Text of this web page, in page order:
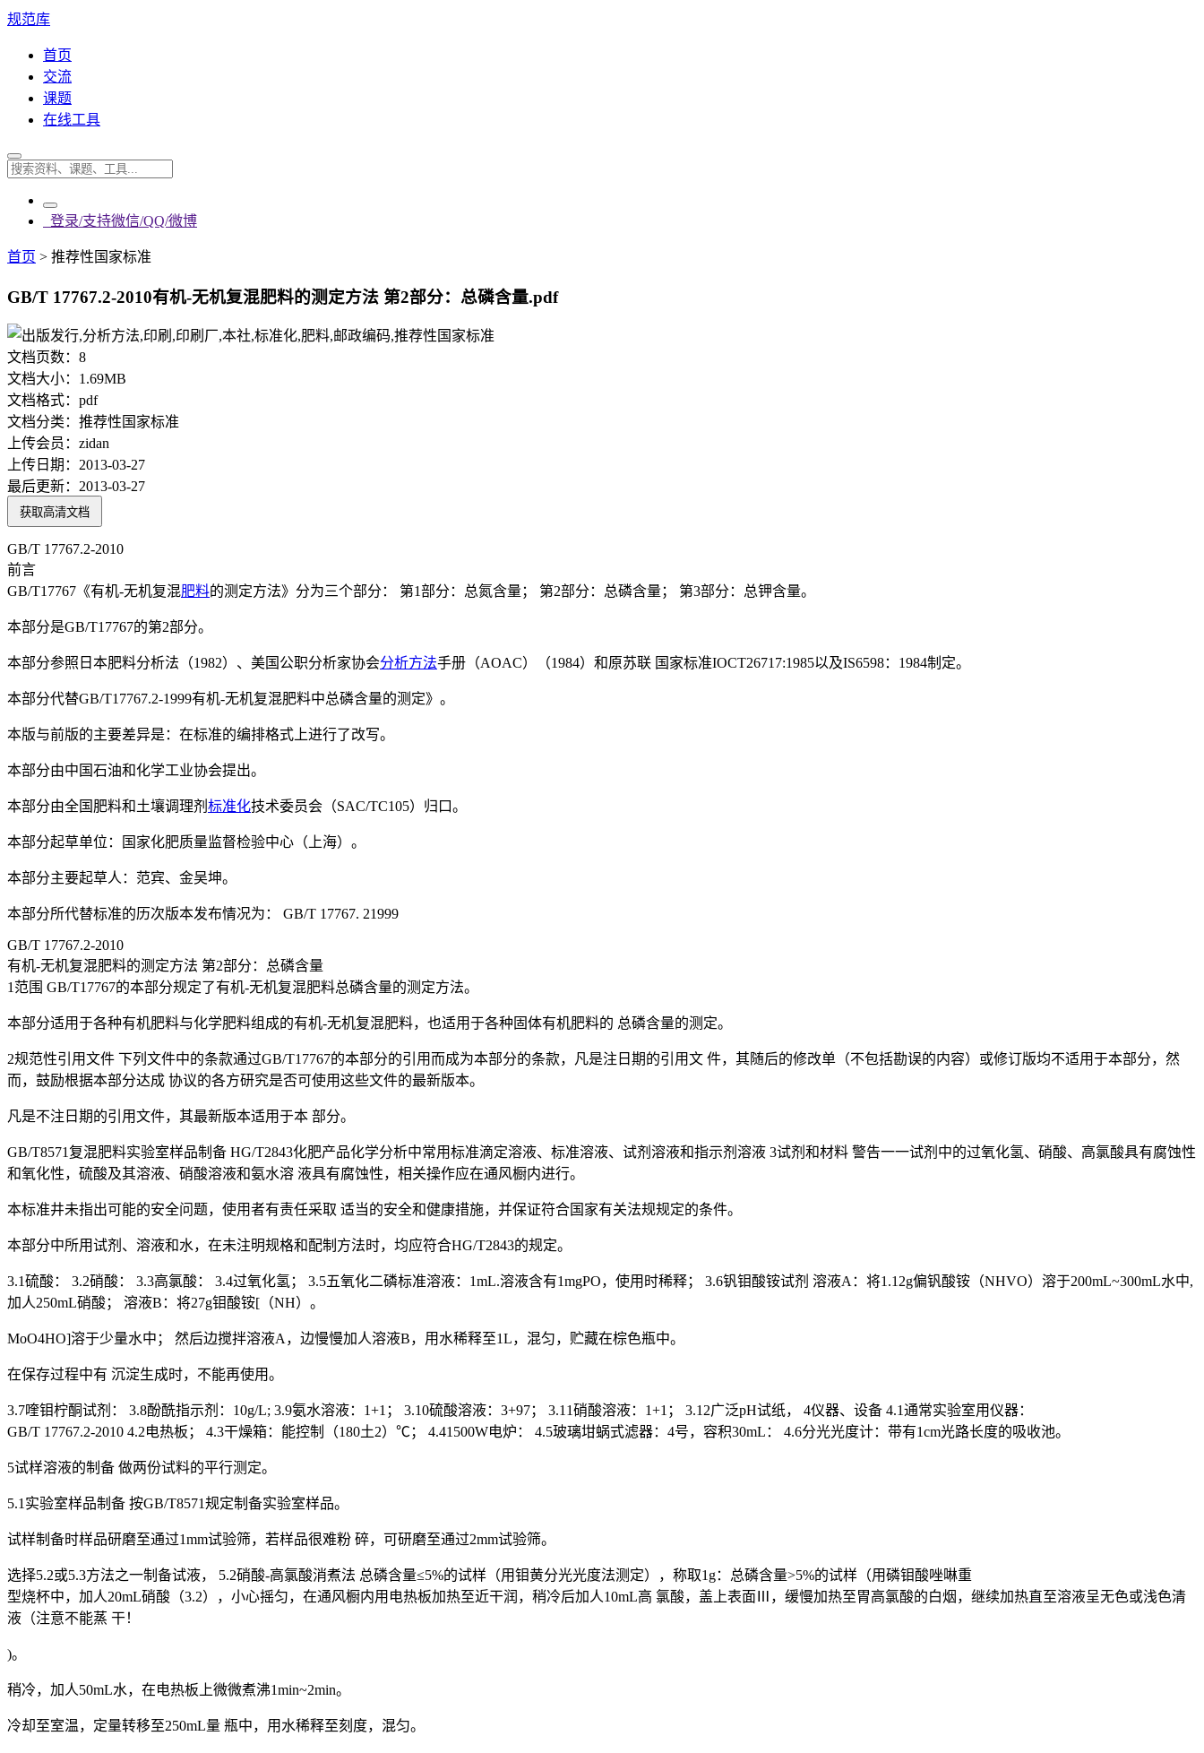
规范库
首页
交流
课题
在线工具
登录/支持微信/QQ/微博
首页 > 推荐性国家标准
GB/T 17767.2-2010有机-无机复混肥料的测定方法 第2部分：总磷含量.pdf
文档页数： 8
文档大小： 1.69MB
文档格式： pdf
文档分类： 推荐性国家标准
上传会员： zidan
上传日期： 2013-03-27
最后更新： 2013-03-27
获取高清文档
GB/T 17767.2-2010
前言
GB/T17767《有机-无机复混肥料的测定方法》分为三个部分： 第1部分：总氮含量； 第2部分：总磷含量； 第3部分：总钾含量。
本部分是GB/T17767的第2部分。
本部分参照日本肥料分析法（1982）、美国公职分析家协会分析方法手册（AOAC）（1984）和原苏联 国家标准IOCT26717:1985以及IS6598：1984制定。
本部分代替GB/T17767.2-1999有机-无机复混肥料中总磷含量的测定》。
本版与前版的主要差异是：在标准的编排格式上进行了改写。
本部分由中国石油和化学工业协会提出。
本部分由全国肥料和土壤调理剂 标准化技术委员会（SAC/TC105）归口。
本部分起草单位：国家化肥质量监督检验中心（上海）。
本部分主要起草人：范宾、金吴坤。
本部分所代替标准的历次版本发布情况为： GB/T 17767. 21999
GB/T 17767.2-2010
有机-无机复混肥料的测定方法 第2部分：总磷含量
1范围 GB/T17767的本部分规定了有机-无机复混肥料总磷含量的测定方法。
本部分适用于各种有机肥料与化学肥料组成的有机-无机复混肥料，也适用于各种固体有机肥料的 总磷含量的测定。
2规范性引用文件 下列文件中的条款通过GB/T17767的本部分的引用而成为本部分的条款，凡是注日期的引用文 件，其随后的修改单（不包括勘误的内容）或修订版均不适用于本部分，然
而，鼓励根据本部分达成 协议的各方研究是否可使用这些文件的最新版本。
凡是不注日期的引用文件，其最新版本适用于本 部分。
GB/T8571复混肥料实验室样品制备 HG/T2843化肥产品化学分析中常用标准滴定溶液、标准溶液、试剂溶液和指示剂溶液 3试剂和材料 警告一一试剂中的过氧化氢、硝酸、高氯酸具有腐蚀性
和氧化性，硫酸及其溶液、硝酸溶液和氨水溶 液具有腐蚀性，相关操作应在通风橱内进行。
本标准井未指出可能的安全问题，使用者有责任采取 适当的安全和健康措施，并保证符合国家有关法规规定的条件。
本部分中所用试剂、溶液和水，在未注明规格和配制方法时，均应符合HG/T2843的规定。
3.1硫酸： 3.2硝酸： 3.3高氯酸： 3.4过氧化氢； 3.5五氧化二磷标准溶液：1mL.溶液含有1mgPO，使用时稀释； 3.6钒钼酸铵试剂 溶液A：将1.12g偏钒酸铵（NHVO）溶于200mL~300mL水中,
加人250mL硝酸； 溶液B：将27g钼酸铵[（NH）。
MoO4HO]溶于少量水中； 然后边搅拌溶液A，边慢慢加人溶液B，用水稀释至1L，混匀，贮藏在棕色瓶中。
在保存过程中有 沉淀生成时，不能再使用。
3.7喹钼柠酮试剂： 3.8酚酰指示剂：10g/L; 3.9氨水溶液：1+1； 3.10硫酸溶液：3+97； 3.11硝酸溶液：1+1； 3.12广泛pH试纸， 4仪器、设备 4.1通常实验室用仪器：
GB/T 17767.2-2010 4.2电热板； 4.3干燥箱：能控制（180土2）℃； 4.41500W电炉： 4.5玻璃坩蜗式滤器：4号，容积30mL： 4.6分光光度计：带有1cm光路长度的吸收池。
5试样溶液的制备 做两份试料的平行测定。
5.1实验室样品制备 按GB/T8571规定制备实验室样品。
试样制备时样品研磨至通过1mm试验筛，若样品很难粉 碎，可研磨至通过2mm试验筛。
选择5.2或5.3方法之一制备试液， 5.2硝酸-高氯酸消煮法 总磷含量≤5%的试样（用钼黄分光光度法测定），称取1g：总磷含量>5%的试样（用磷钼酸唑啉重
型烧杯中，加人20mL硝酸（3.2），小心摇匀，在通风橱内用电热板加热至近干润，稍冷后加人10mL高 氯酸，盖上表面Ⅲ，缓慢加热至胃高氯酸的白烟，继续加热直至溶液呈无色或浅色清
液（注意不能蒸 干！
)。
稍冷，加人50mL水，在电热板上微微煮沸1min~2min。
冷却至室温，定量转移至250mL量 瓶中，用水稀释至刻度，混匀。